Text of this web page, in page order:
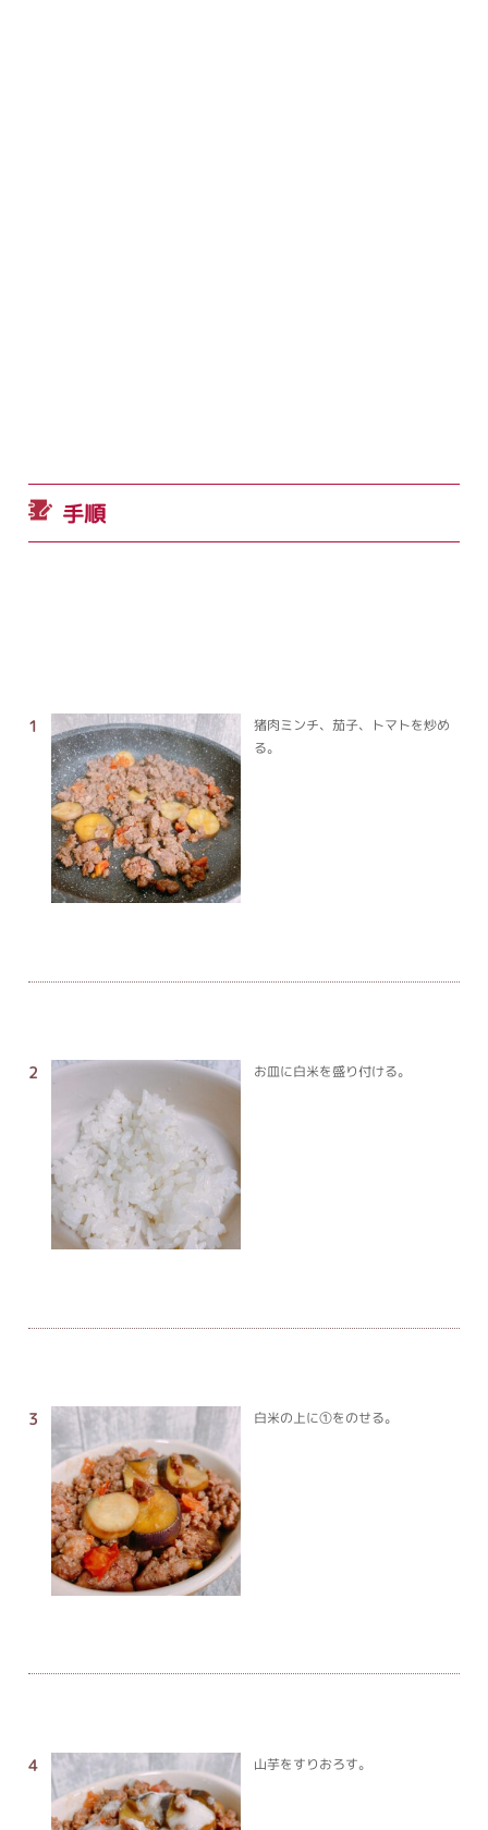
手順
猪肉ミンチ、茄子、トマトを炒め
る。
お皿に白米を盛り付ける。
白米の上に①をのせる。
山芋をすりおろす。